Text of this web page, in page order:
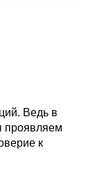
Ведь в
проявляем
к